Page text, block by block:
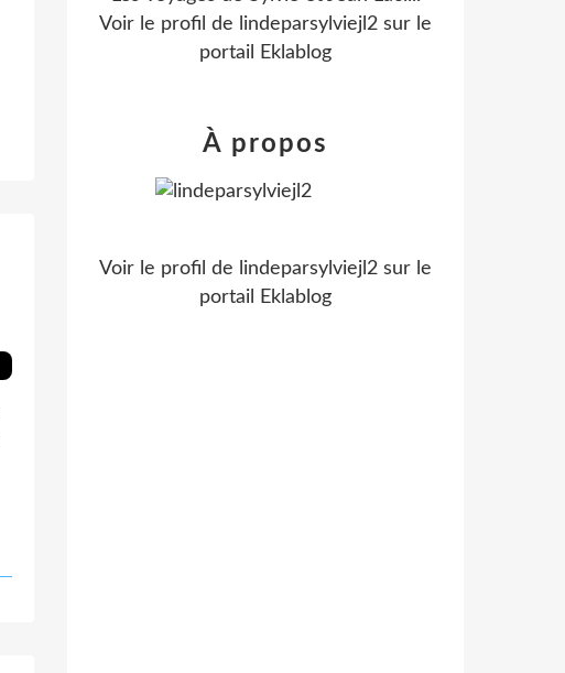
Voir le profil de
lindeparsylviejl2 sur le
portail Eklablog
À propos
Voir le profil de lindeparsylviejl2 sur le
portail Eklablog